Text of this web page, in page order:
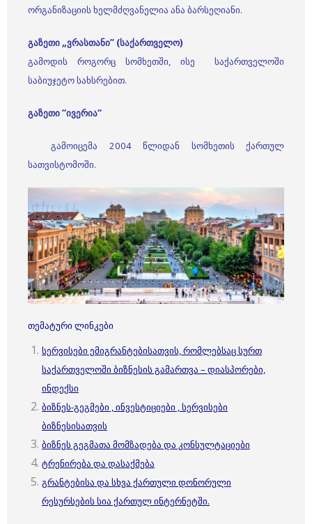
ორგანიზაციის ხელმძღვანელია ანა ბარსეღიანი.
გაზეთი„ვრასთანი” (საქართველო)
გამოდის როგორც სომხეთში, ისე საქართველოში
საბიუჯეტო სახსრებით.
გაზეთი“ივერია“
გამოიცემა 2004 წლიდან სომხეთის ქართულ
სათვისტომოში.
თემატური ლინკები
სერვისები ემიგრანტებისათვის, რომლებსაც სურთ
საქართველოში ბიზნესის გამართვა – დიასპორები,
ინდექსი
ბიზნეს-გეგმები , ინვესტიციები , სერვისები
ბიზნესისათვის
ბიზნეს გეგმათა მომზადება და კონსულტაციები
ტრენირება და დასაქმება
გრანტებისა და სხვა ქართული დონორული
რესურსების სია ქართულ ინტერნეტში.